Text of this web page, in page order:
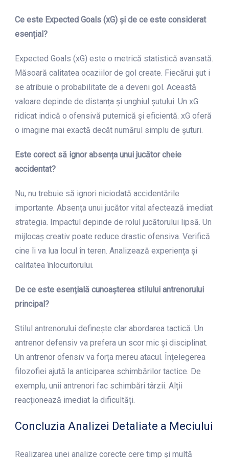
Ce este Expected Goals (xG) și de ce este considerat
esențial?
Expected Goals (xG) este o metrică statistică avansată.
Măsoară calitatea ocaziilor de gol create. Fiecărui șut i
se atribuie o probabilitate de a deveni gol. Această
valoare depinde de distanța și unghiul șutului. Un xG
ridicat indică o ofensivă puternică și eficientă. xG oferă
o imagine mai exactă decât numărul simplu de șuturi.
Este corect să ignor absența unui jucător cheie
accidentat?
Nu, nu trebuie să ignori niciodată accidentările
importante. Absența unui jucător vital afectează imediat
strategia. Impactul depinde de rolul jucătorului lipsă. Un
mijlocaș creativ poate reduce drastic ofensiva. Verifică
cine îi va lua locul în teren. Analizează experiența și
calitatea înlocuitorului.
De ce este esențială cunoașterea stilului antrenorului
principal?
Stilul antrenorului definește clar abordarea tactică. Un
antrenor defensiv va prefera un scor mic și disciplinat.
Un antrenor ofensiv va forța mereu atacul. Înțelegerea
filozofiei ajută la anticiparea schimbărilor tactice. De
exemplu, unii antrenori fac schimbări târzii. Alții
reacționează imediat la dificultăți.
Concluzia Analizei Detaliate a Meciului
Realizarea unei analize corecte cere timp și multă